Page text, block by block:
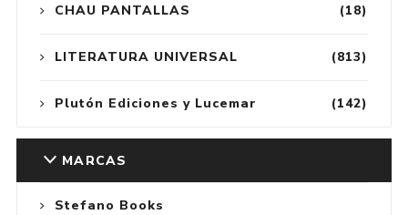
(18)
CHAU PANTALLAS
(813)
LITERATURA UNIVERSAL
(142)
Plutón Ediciones y Lucemar
MARCAS
Stefano Books